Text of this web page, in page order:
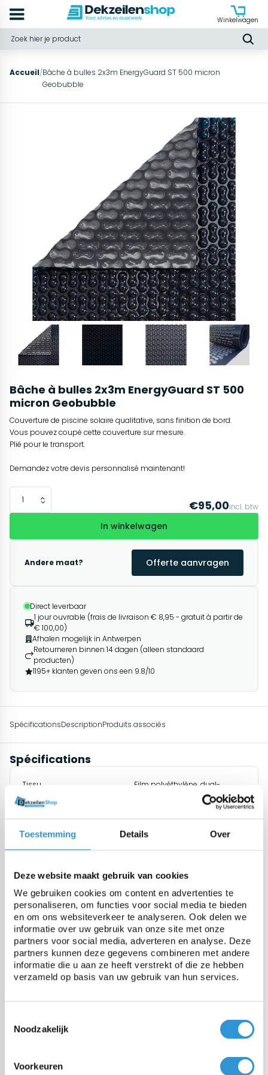
Toestemming Details Over
Deze website maakt gebruik van cookies
We gebruiken cookies om content en advertenties te
personaliseren, om functies voor social media te bieden
en om ons websiteverkeer te analyseren. Ook delen we
informatie over uw gebruik van onze site met onze
partners voor social media, adverteren en analyse. Deze
partners kunnen deze gegevens combineren met andere
informatie die u aan ze heeft verstrekt of die ze hebben
verzameld op basis van uw gebruik van hun services.
Noodzakelijk
Voorkeuren
Winkelwagen
Accueil/Bâche à bulles 2x3m EnergyGuard ST 500 micron
Geobubble
Bâche à bulles 2x3m EnergyGuard ST 500
micron Geobubble
Couverture de piscine solaire qualitative, sans finition de bord.
Vous pouvez coupé cette couverture sur mesure.
Plié pour le transport.
Demandez votre devis personnalisé maintenant!
€95,00incl. btw
In winkelwagen
Andere maat? Offerte aanvragen
Direct leverbaar
1 jour ouvrable (frais de livraison € 8,95 - gratuit à partir de
€ 100,00)
Afhalen mogelijk in Antwerpen
Retourneren binnen 14 dagen (alleen standaard
producten)
1195+ klanten geven ons een 9.8/10
SpécificationsDescriptionProduits associés
Spécifications
Tissu
Film polyéthylène, dual-
Epaisseur
500 micron (pellicule
Poids 460 gr/m² +/-10%
Stabilisé UV
Standard 0,9% additif UV + 1,2%
additif
Vragen over dit product:
Start chat